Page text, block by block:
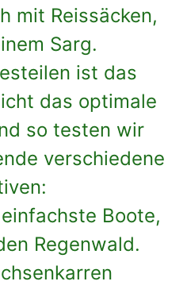
mit Reissäcken,
Sarg.
ist das
das optimale
so testen wir
verschiedene
Boote,
Regenwald.